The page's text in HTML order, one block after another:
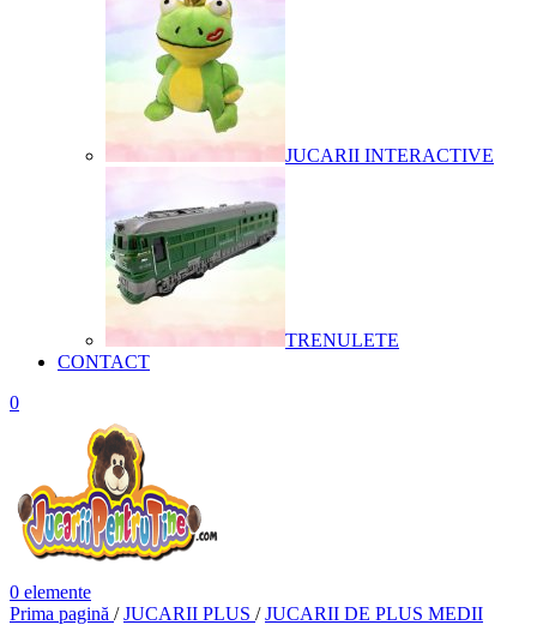
JUCARII INTERACTIVE
TRENULETE
CONTACT
0
0 elemente
Prima pagină / JUCARII PLUS / JUCARII DE PLUS MEDII